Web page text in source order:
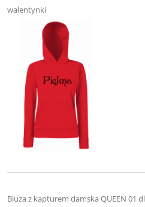
walentynki
Bluza z kapturem damska QUEEN 01